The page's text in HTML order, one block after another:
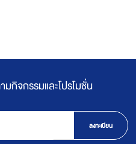
กิจกรรมและโปรโมชั่น
ลงทะเบียน